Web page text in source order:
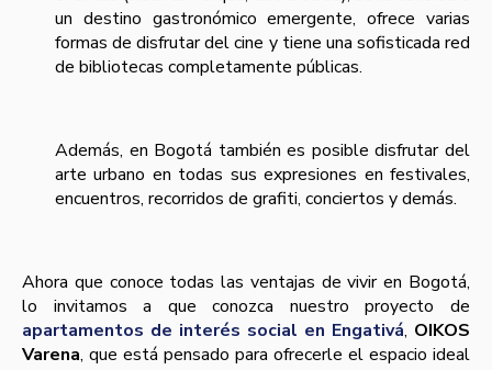
un destino gastronómico emergente, ofrece varias
formas de disfrutar del cine y tiene una sofisticada red
de bibliotecas completamente públicas.
Además, en Bogotá también es posible disfrutar del
arte urbano en todas sus expresiones en festivales,
encuentros, recorridos de grafiti, conciertos y demás.
Ahora que conoce todas las ventajas de vivir en Bogotá,
lo invitamos a que conozca nuestro proyecto de
apartamentos de interés social en Engativá, OIKOS
Varena, que está pensado para ofrecerle el espacio ideal